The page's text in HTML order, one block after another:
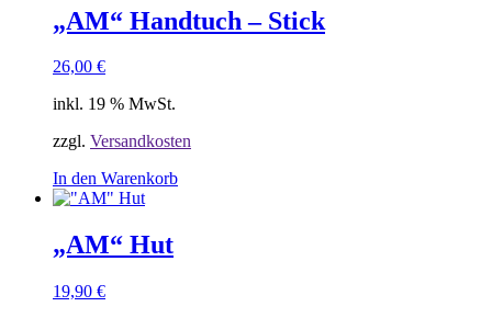
„AM“ Handtuch – Stick
26,00 €
inkl. 19 % MwSt.
zzgl. Versandkosten
In den Warenkorb
„AM“ Hut
19,90 €